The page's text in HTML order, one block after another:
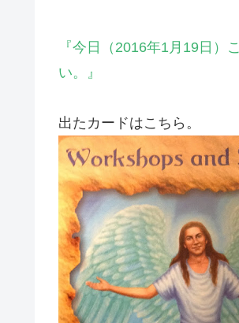
『今日（2016年1月19日）
い。』
出たカードはこちら。